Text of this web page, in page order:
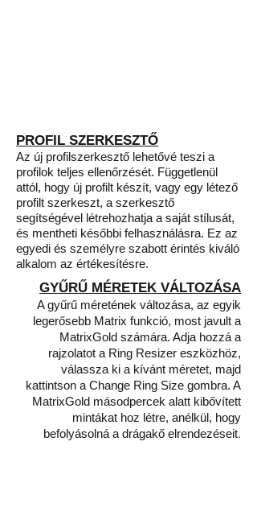
PROFIL SZERKESZTŐ
Az új profilszerkesztő lehetővé teszi a
profilok teljes ellenőrzését. Függetlenül
attól, hogy új profilt készít, vagy egy létező
profilt szerkeszt, a szerkesztő
segítségével létrehozhatja a saját stílusát,
és mentheti későbbi felhasználásra. Ez az
egyedi és személyre szabott érintés kiváló
alkalom az értékesítésre.
GYŰRŰ MÉRETEK VÁLTOZÁSA
A gyűrű méretének változása, az egyik
legerősebb Matrix funkció, most javult a
MatrixGold számára. Adja hozzá a
rajzolatot a Ring Resizer eszközhöz,
válassza ki a kívánt méretet, majd
kattintson a Change Ring Size gombra. A
MatrixGold másodpercek alatt kibővített
mintákat hoz létre, anélkül, hogy
befolyásolná a drágakő elrendezéseit.